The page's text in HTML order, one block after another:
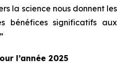
la science nous donnent les
bénéfices significatifs aux
l’année 2025